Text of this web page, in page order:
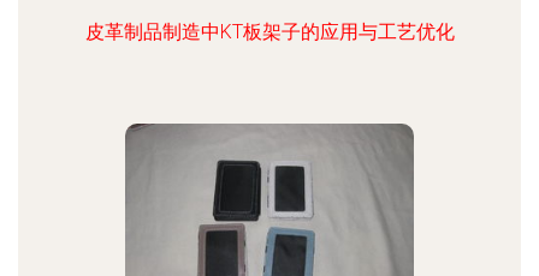
皮革制品制造中KT板架子的应用与工艺优化